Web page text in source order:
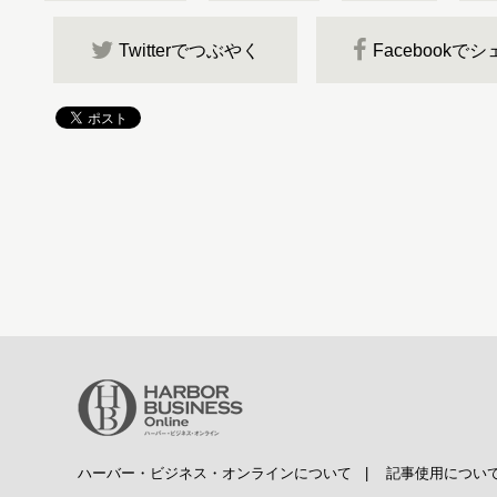
Twitterでつぶやく Facebookでシ
ハーバー・ビジネス・オンラインについて 記事使用につい